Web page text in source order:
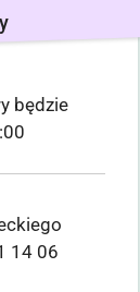
będzie
14 06